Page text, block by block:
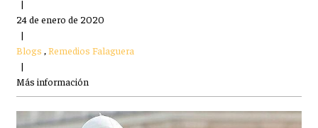
|
24 de enero de 2020
|
Blogs ,Remedios Falaguera
|
Más información